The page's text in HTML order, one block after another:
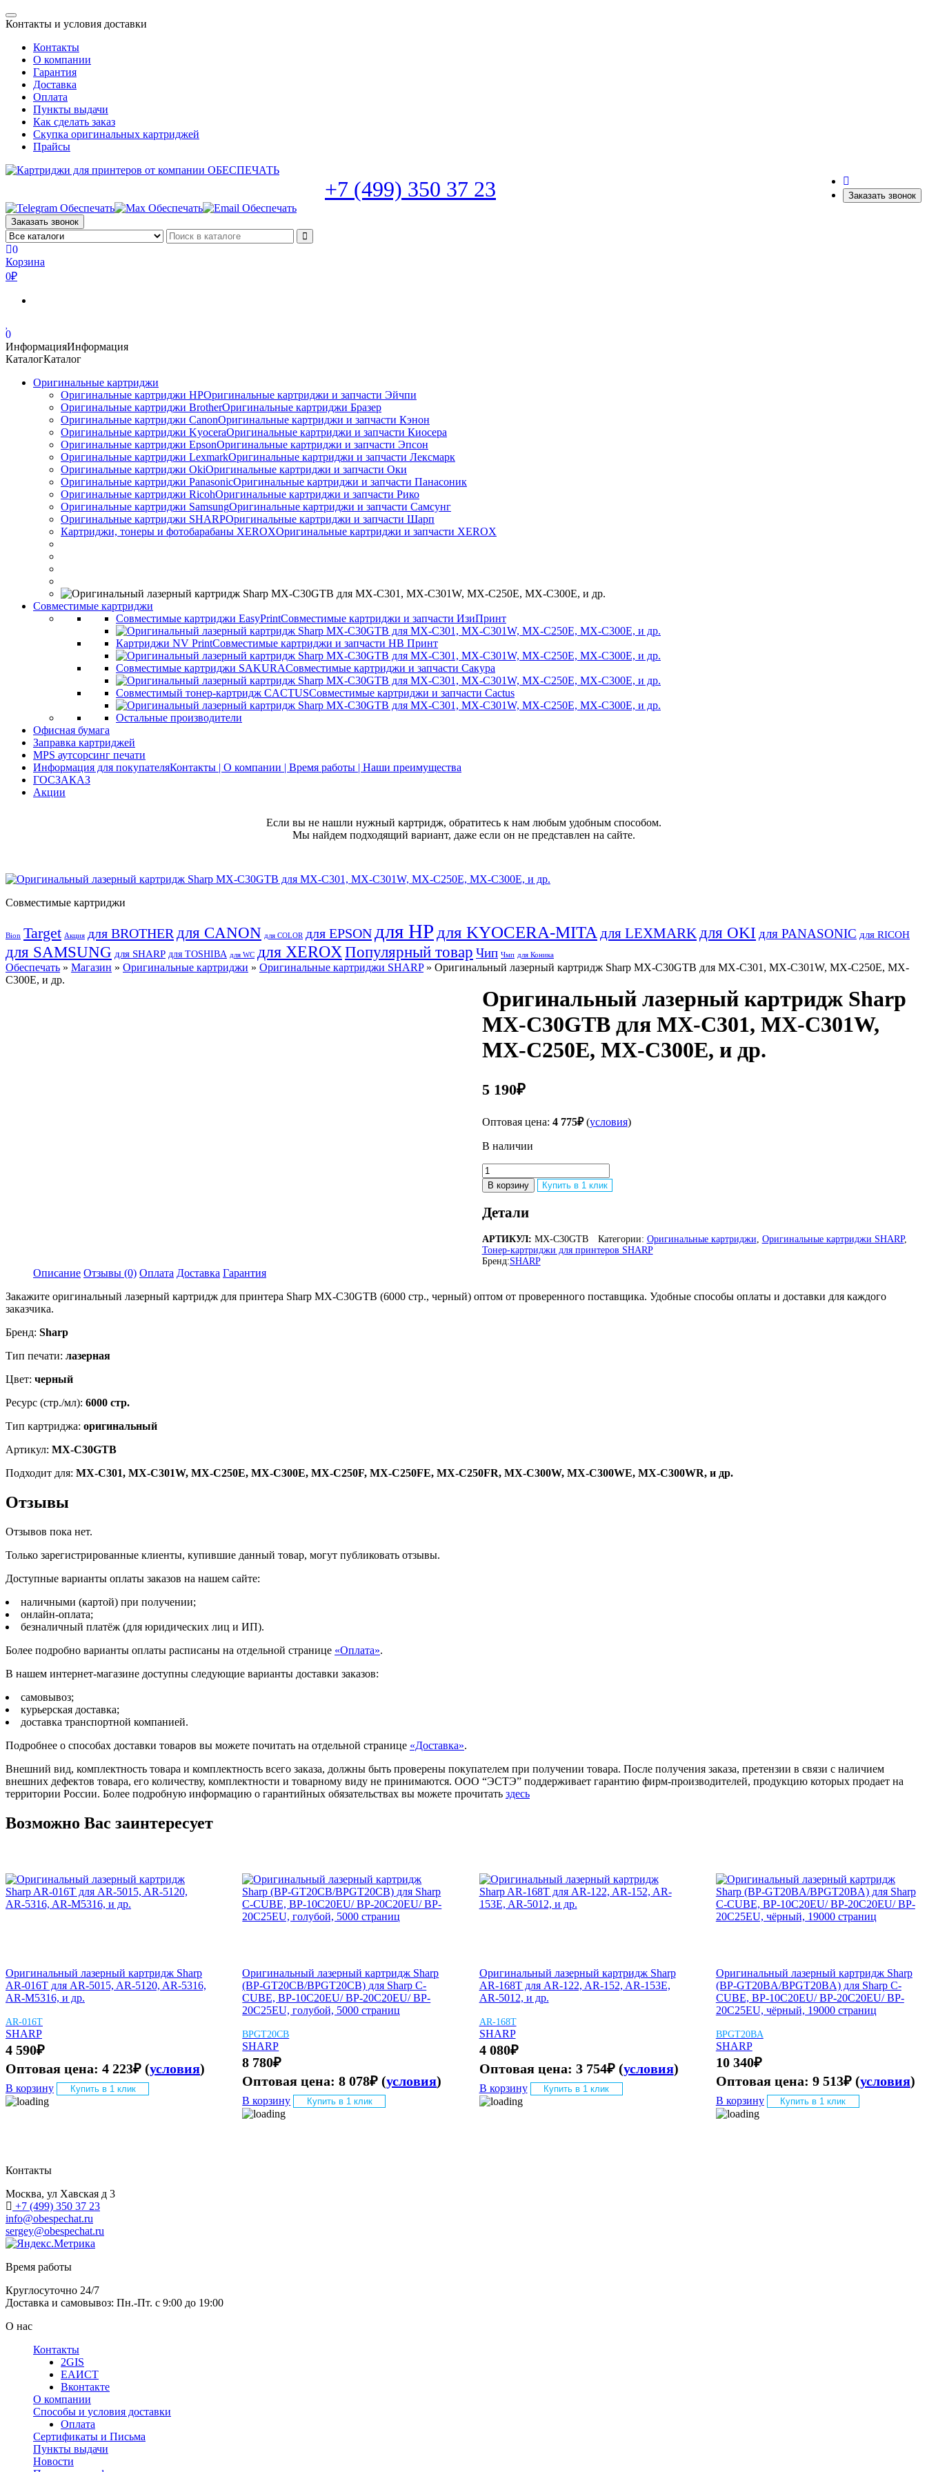
Skip
to
content
Toggle
navigation
Контакты и условия доставки
Контакты
О компании
Гарантия
Доставка
Оплата
Пункты выдачи
Как сделать заказ
Скупка оригинальных картриджей
Прайсы
Заказать звонок
+7 (499) 350 37 23
Заказать звонок
0
Корзина
0₽
0
ИнформацияИнформация
КаталогКаталог
Оригинальные картриджи
Оригинальные картриджи HPОригинальные картриджи и запчасти Эйчпи
Оригинальные картриджи BrotherОригинальные картриджи Бразер
Оригинальные картриджи CanonОригинальные картриджи и запчасти Кэнон
Оригинальные картриджи KyoceraОригинальные картриджи и запчасти Киосера
Оригинальные картриджи EpsonОригинальные картриджи и запчасти Эпсон
Оригинальные картриджи LexmarkОригинальные картриджи и запчасти Лексмарк
Оригинальные картриджи ОkiОригинальные картриджи и запчасти Оки
Оригинальные картриджи PanasonicОригинальные картриджи и запчасти Панасоник
Оригинальные картриджи RicohОригинальные картриджи и запчасти Рико
Оригинальные картриджи SamsungОригинальные картриджи и запчасти Самсунг
Оригинальные картриджи SHARPОригинальные картриджи и запчасти Шарп
Картриджи, тонеры и фотобарабаны XEROXОригинальные картриджи и запчасти XEROX
Совместимые картриджи
Совместимые картриджи EasyPrintСовместимые картриджи и запчасти ИзиПринт
Картриджи NV PrintСовместимые картриджи и запчасти НВ Принт
Совместимые картриджи SAKURAСовместимые картриджи и запчасти Сакура
Совместимый тонер-картридж CACTUSСовместимые картриджи и запчасти Cactus
Остальные производители
Офисная бумага
Заправка картриджей
MPS аутсорсинг печати
Информация для покупателяКонтакты | О компании | Время работы | Наши преимущества
ГОСЗАКАЗ
Акции
Если вы не нашли нужный картридж, обратитесь к нам любым удобным способом.
Мы найдем подходящий вариант, даже если он не представлен на сайте.
Совместимые картриджи
Bion Target Акция для BROTHER для CANON для COLOR для EPSON для HP для KYOCERA-MITA для LEXMARK для OKI для PANASONIC для RICOH
для SAMSUNG для SHARP для TOSHIBA для WC для XEROX Популярный товар Чип Чмп для Коника
Обеспечать » Магазин » Оригинальные картриджи » Оригинальные картриджи SHARP» Оригинальный лазерный картридж Sharp MX-C30GTB для MX-C301, MX-C301W, MX-C250E, MX-
C300E, и др.
Оригинальный лазерный картридж Sharp
MX-C30GTB для MX-C301, MX-C301W,
MX-C250E, MX-C300E, и др.
5 190₽
Оптовая цена: 4 775₽(условия)
В наличии
Количество
товара
Оригинальный
лазерный
картридж
MX-
C30GTB
для
C301,
В корзину Купить в 1 клик
Детали
АРТИКУЛ: MX-C30GTB Категории: Оригинальные картриджи Оригинальные картриджи SHARP,
Тонер-картриджи для принтеров SHARP
Бренд:SHARP
Описание Отзывы (0) Оплата Доставка Гарантия
Закажите оригинальный лазерный картридж для принтера Sharp MX-C30GTB (6000 стр., черный) оптом от проверенного поставщика. Удобные способы оплаты и доставки для каждого
заказчика.
Бренд: Sharp
Тип печати: лазерная
Цвет: черный
Ресурс (стр./мл): 6000 стр.
Тип картриджа: оригинальный
Артикул: MX-C30GTB
Подходит для: MX-C301, MX-C301W, MX-C250E, MX-C300E, MX-C250F, MX-C250FE, MX-C250FR, MX-C300W, MX-C300WE, MX-C300WR, и др.
Отзывы
Отзывов пока нет.
Только зарегистрированные клиенты, купившие данный товар, могут публиковать отзывы.
Доступные варианты оплаты заказов на нашем сайте:
наличными (картой) при получении;
онлайн-оплата;
безналичный платёж (для юридических лиц и ИП).
Более подробно варианты оплаты расписаны на отдельной странице «Оплата».
В нашем интернет-магазине доступны следующие варианты доставки заказов:
самовывоз;
курьерская доставка;
доставка транспортной компанией.
Подробнее о способах доставки товаров вы можете почитать на отдельной странице «Доставка».
Внешний вид, комплектность товара и комплектность всего заказа, должны быть проверены покупателем при получении товара. После получения заказа, претензии в связи с наличием
внешних дефектов товара, его количеству, комплектности и товарному виду не принимаются. ООО “ЭСТЭ” поддерживает гарантию фирм-производителей, продукцию которых продает на
территории России. Более подробную информацию о гарантийных обязательствах вы можете прочитать здесь
Возможно Вас заинтересует
Оригинальный лазерный картридж Sharp
AR-016T для AR-5015, AR-5120, AR-5316,
AR-M5316, и др.
AR-016T
SHARP
4 590₽
Оптовая цена: 4 223₽ (условия)
В корзину Купить в 1 клик
Оригинальный лазерный картридж Sharp
(BP-GT20CB/BPGT20CB) для Sharp C-
CUBE, BP-10C20EU/ BP-20C20EU/ BP-
20C25EU, голубой, 5000 страниц
BPGT20CB
SHARP
8 780₽
Оптовая цена:8 078₽ (условия)
В корзину Купить в 1 клик
Оригинальный лазерный картридж Sharp
AR-168T для AR-122, AR-152, AR-153E,
AR-5012, и др.
AR-168T
SHARP
4 080₽
Оптовая цена: 3 754₽(условия)
В корзину Купить в 1 клик
Оригинальный лазерный картридж Sharp
(BP-GT20BA/BPGT20BA) для Sharp C-
CUBE, BP-10C20EU/ BP-20C20EU/ BP-
20C25EU, чёрный, 19000 страниц
BPGT20BA
SHARP
10 340₽
Оптовая цена: 9 513₽(условия)
В корзину Купить в 1 клик
Контакты
Москва, ул Хавская д 3
+7 (499) 350 37 23
info@obespechat.ru
sergey@obespechat.ru
Время работы
Круглосуточно 24/7
Доставка и самовывоз: Пн.-Пт. с 9:00 до 19:00
О нас
Контакты
2GIS
ЕАИСТ
Вконтакте
О компании
Способы и условия доставки
Оплата
Сертификаты и Письма
Пункты выдачи
Новости